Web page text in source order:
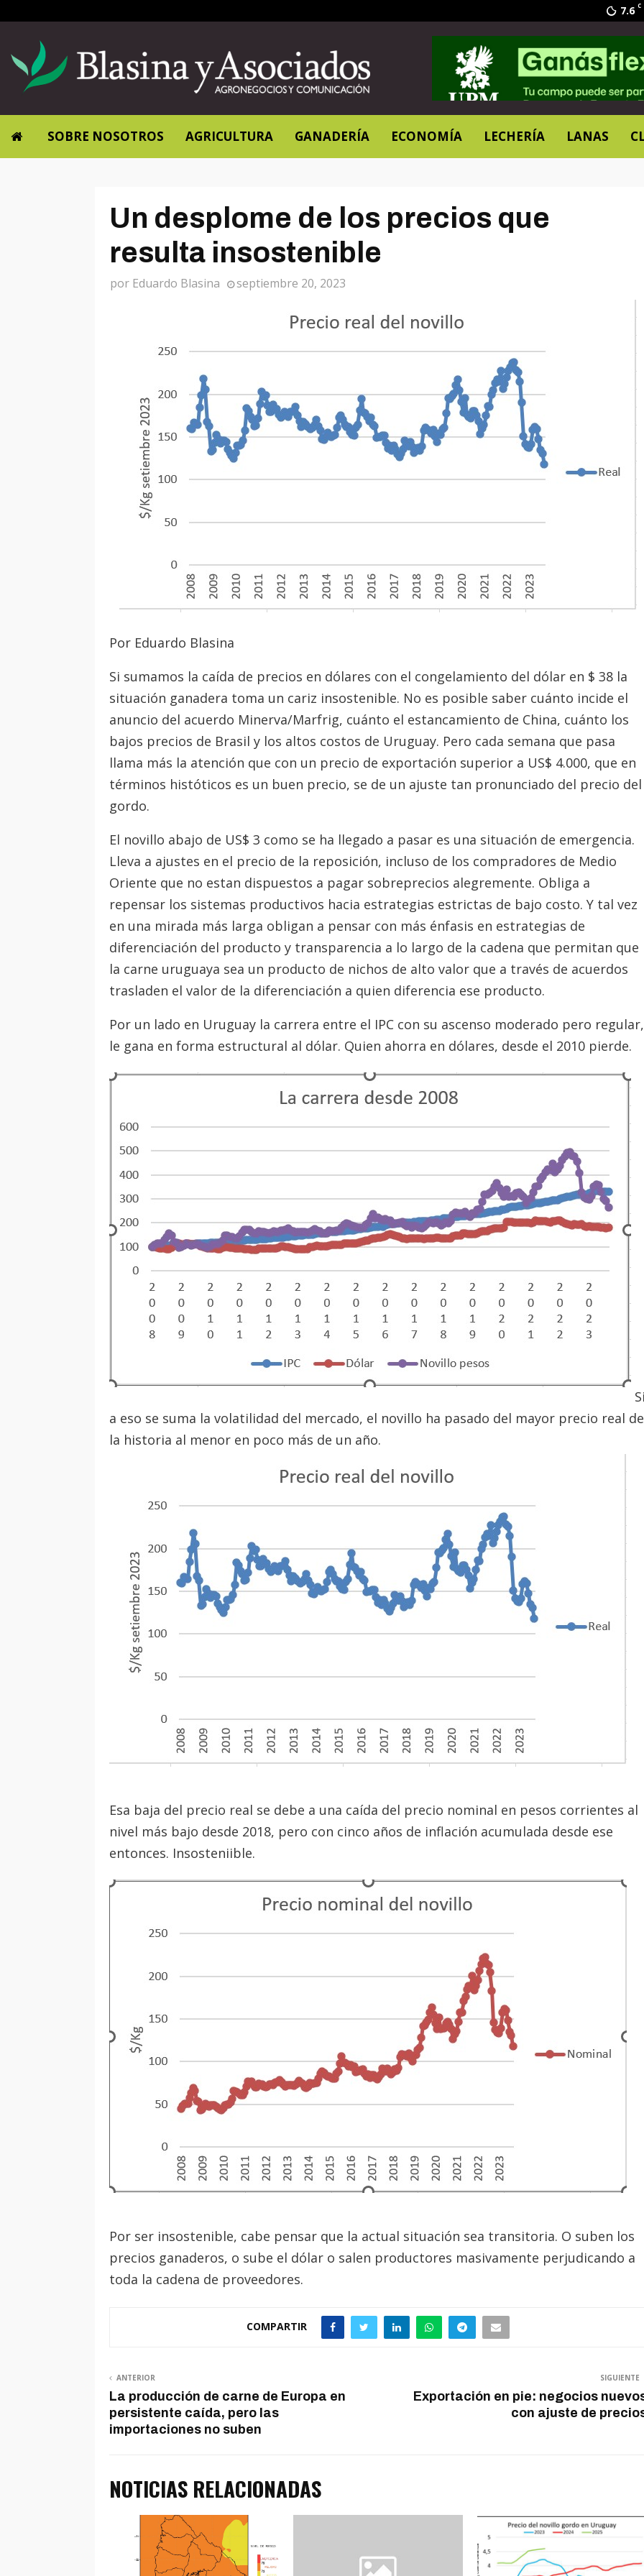
7.6 C
SOBRE NOSOTROS AGRICULTURA GANADERÍA ECONOMÍA LECHERÍA LANAS
Un desplome de los precios que
resulta insostenible
por Eduardo Blasina septiembre 20, 2023
Por Eduardo Blasina
Si sumamos la caída de precios en dólares con el congelamiento del dólar en $ 38 la
situación ganadera toma un cariz insostenible. No es posible saber cuánto incide el
anuncio del acuerdo Minerva/Marfrig, cuánto el estancamiento de China, cuánto los
bajos precios de Brasil y los altos costos de Uruguay. Pero cada semana que pasa
llama más la atención que con un precio de exportación superior a US$ 4.000, que en
términos históticos es un buen precio, se de un ajuste tan pronunciado del precio del
gordo.
El novillo abajo de US$ 3 como se ha llegado a pasar es una situación de emergencia.
Lleva a ajustes en el precio de la reposición, incluso de los compradores de Medio
Oriente que no estan dispuestos a pagar sobreprecios alegremente. Obliga a
repensar los sistemas productivos hacia estrategias estrictas de bajo costo. Y tal vez
en una mirada más larga obligan a pensar con más énfasis en estrategias de
diferenciación del producto y transparencia a lo largo de la cadena que permitan que
la carne uruguaya sea un producto de nichos de alto valor que a través de acuerdos
trasladen el valor de la diferenciación a quien diferencia ese producto.
Por un lado en Uruguay la carrera entre el IPC con su ascenso moderado pero regular,
le gana en forma estructural al dólar. Quien ahorra en dólares, desde el 2010 pierde.
a eso se suma la volatilidad del mercado, el novillo ha pasado del mayor precio real de
la historia al menor en poco más de un año.
Esa baja del precio real se debe a una caída del precio nominal en pesos corrientes al
nivel más bajo desde 2018, pero con cinco años de inflación acumulada desde ese
entonces. Insosteniible.
Por ser insostenible, cabe pensar que la actual situación sea transitoria. O suben los
precios ganaderos, o sube el dólar o salen productores masivamente perjudicando a
toda la cadena de proveedores.
COMPARTIR
ANTERIOR
La producción de carne de Europa en
persistente caída, pero las
importaciones no suben
SIGUIENTE
Exportación en pie: negocios
con ajuste de
NOTICIAS RELACIONADAS